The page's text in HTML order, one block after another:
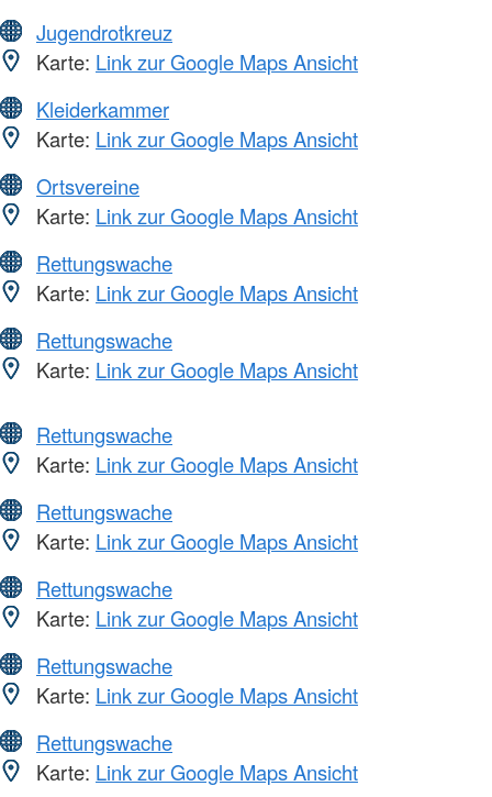
Jugendrotkreuz
Karte: Link zur Google Maps Ansicht
Kleiderkammer
Karte: Link zur Google Maps Ansicht
Ortsvereine
Karte: Link zur Google Maps Ansicht
Rettungswache
Karte: Link zur Google Maps Ansicht
Rettungswache
Karte: Link zur Google Maps Ansicht
Rettungswache
Karte: Link zur Google Maps Ansicht
Rettungswache
Karte: Link zur Google Maps Ansicht
Rettungswache
Karte: Link zur Google Maps Ansicht
Rettungswache
Karte: Link zur Google Maps Ansicht
Rettungswache
Karte: Link zur Google Maps Ansicht